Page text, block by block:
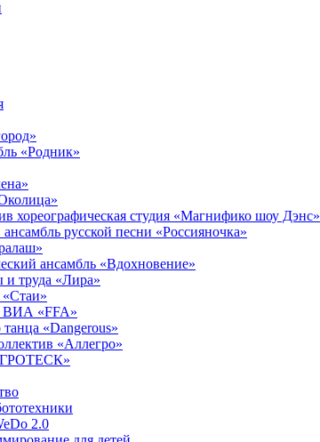
«Родник»
хореографическая студия «Магнифико шоу Дэнс»
русской песни «Россияночка»
ансамбль «Вдохновение»
и труда «Лира»
ВИА «FFA»
«Dangerous»
«Аллегро»
2.0